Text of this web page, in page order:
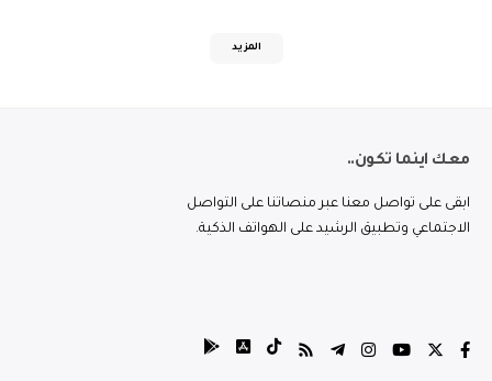
المزيد
معك اينما تكون..
ابقى على تواصل معنا عبر منصاتنا على التواصل
الاجتماعي وتطبيق الرشيد على الهواتف الذكية.